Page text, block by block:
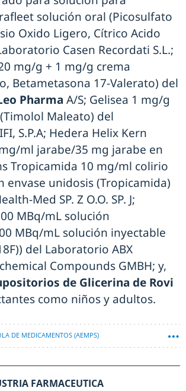
solución oral (Picosulfato
Oxido Ligero, Cítrico Acido
Casen Recordati S.L.;
mg/g + 1 mg/g crema
Betametasona 17-Valerato) del
Pharma A/S; Gelisea 1 mg/g
Maleato) del
S.P.A; Hedera Helix Kern
ml jarabe/35 mg jarabe en
Tropicamida 10 mg/ml colirio
envase unidosis (Tropicamida)
Med SP. Z O.O. SP. J;
MBq/mL solución
MBq/mL solución inyectable
del Laboratorio ABX
Compounds GMBH; y,
de Glicerina de Rovi
como niños y adultos.
DE MEDICAMENTOS (AEMPS)
FARMACEUTICA